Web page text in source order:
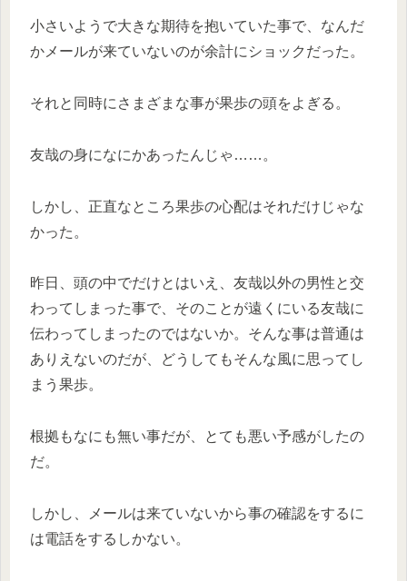
小さいようで大きな期待を抱いていた事で、なんだ
かメールが来ていないのが余計にショックだった。
それと同時にさまざまな事が果歩の頭をよぎる。
友哉の身になにかあったんじゃ……。
しかし、正直なところ果歩の心配はそれだけじゃな
かった。
昨日、頭の中でだけとはいえ、友哉以外の男性と交
わってしまった事で、そのことが遠くにいる友哉に
伝わってしまったのではないか。そんな事は普通は
ありえないのだが、どうしてもそんな風に思ってし
まう果歩。
根拠もなにも無い事だが、とても悪い予感がしたの
だ。
しかし、メールは来ていないから事の確認をするに
は電話をするしかない。